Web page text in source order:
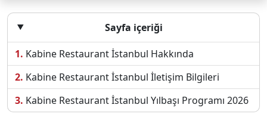
Sayfa içeriği
Kabine Restaurant İstanbul Hakkında
Kabine Restaurant İstanbul İletişim Bilgileri
Kabine Restaurant İstanbul Yılbaşı Programı 2026